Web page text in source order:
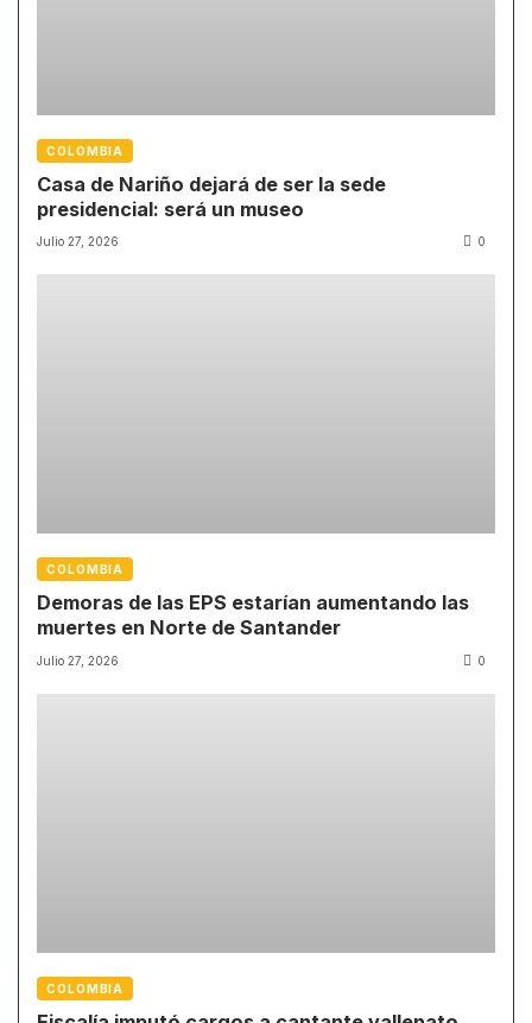
COLOMBIA
Casa de Nariño dejará de ser la sede
presidencial: será un museo
Julio 27, 2026 0
COLOMBIA
Demoras de las EPS estarían aumentando las
muertes en Norte de Santander
Julio 27, 2026 0
COLOMBIA